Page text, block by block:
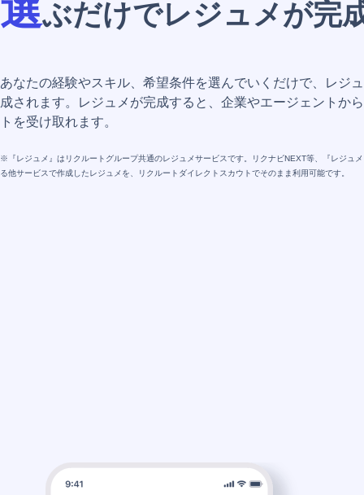
選ぶだけでレジュメが完
あなたの経験やスキル、希望条件を選んでいくだけで、レジ
成されます。レジュメが完成すると、企業やエージェントか
トを受け取れます。
※『レジュメ』はリクルートグループ共通のレジュメサービスです。リクナビNEXT等、『レジュ
る他サービスで作成したレジュメを、リクルートダイレクトスカウトでそのまま利用可能です。